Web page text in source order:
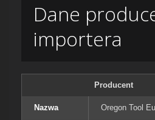
Dane
importera
Producent
Nazwa Oregon Tool